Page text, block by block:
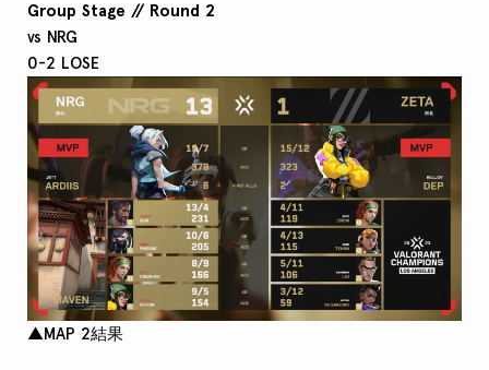
Group Stage // Round 2
vs NRG
0-2 LOSE
▲MAP 2結果